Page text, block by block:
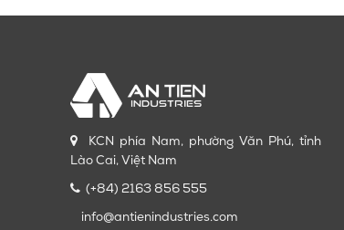
KCN phía Nam, phường Văn Phú, tỉnh
Lào Cai, Việt Nam
(+84) 2163 856 555
info@antienindustries.com